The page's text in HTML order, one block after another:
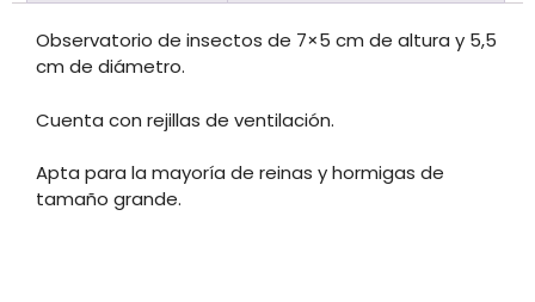
Observatorio de insectos de 7×5 cm de altura y 5,5
cm de diámetro.
Cuenta con rejillas de ventilación.
Apta para la mayoría de reinas y hormigas de
tamaño grande.